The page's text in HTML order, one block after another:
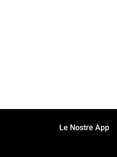
Le Nostre App